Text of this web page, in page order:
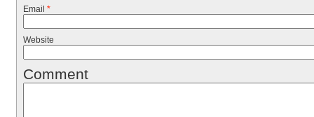
Email *
Website
Comment